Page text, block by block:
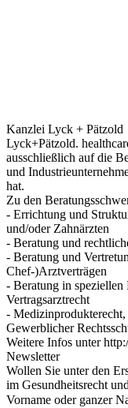
Kanzlei Lyck + Pätzold
Lyck+Pätzold.
ausschließlich auf die
und
hat.
Zu den
- Errichtung und
und/oder Zahnärzten
- Beratung und
- Beratung und
Chef-)Arztverträgen
- Beratung in speziellen
Vertragsarztrecht
-
Gewerblicher
Weitere Infos unter
Newsletter
Wollen Sie unter den
im Gesundheitsrecht
Vorname oder ganzer